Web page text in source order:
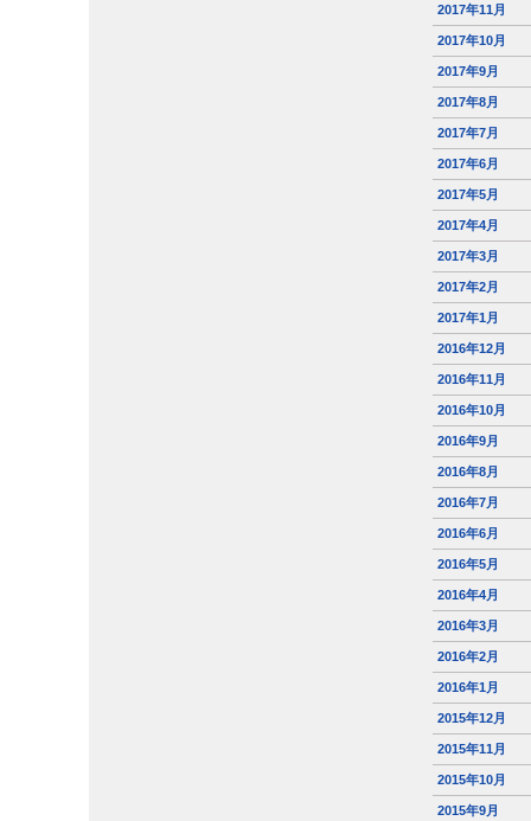
2017年11月
2017年10月
2017年9月
2017年8月
2017年7月
2017年6月
2017年5月
2017年4月
2017年3月
2017年2月
2017年1月
2016年12月
2016年11月
2016年10月
2016年9月
2016年8月
2016年7月
2016年6月
2016年5月
2016年4月
2016年3月
2016年2月
2016年1月
2015年12月
2015年11月
2015年10月
2015年9月